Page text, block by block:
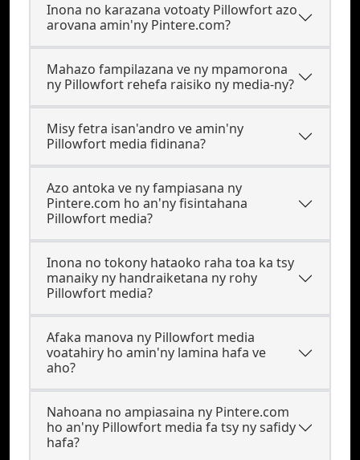
Inona no karazana votoaty Pillowfort azo
arovana amin'ny Pintere.com?
Mahazo fampilazana ve ny mpamorona
ny Pillowfort rehefa raisiko ny media-ny?
Misy fetra isan'andro ve amin'ny
Pillowfort media fidinana?
Azo antoka ve ny fampiasana ny
Pintere.com ho an'ny fisintahana
Pillowfort media?
Inona no tokony hataoko raha toa ka tsy
manaiky ny handraiketana ny rohy
Pillowfort media?
Afaka manova ny Pillowfort media
voatahiry ho amin'ny lamina hafa ve
aho?
Nahoana no ampiasaina ny Pintere.com
ho an'ny Pillowfort media fa tsy ny safidy
hafa?